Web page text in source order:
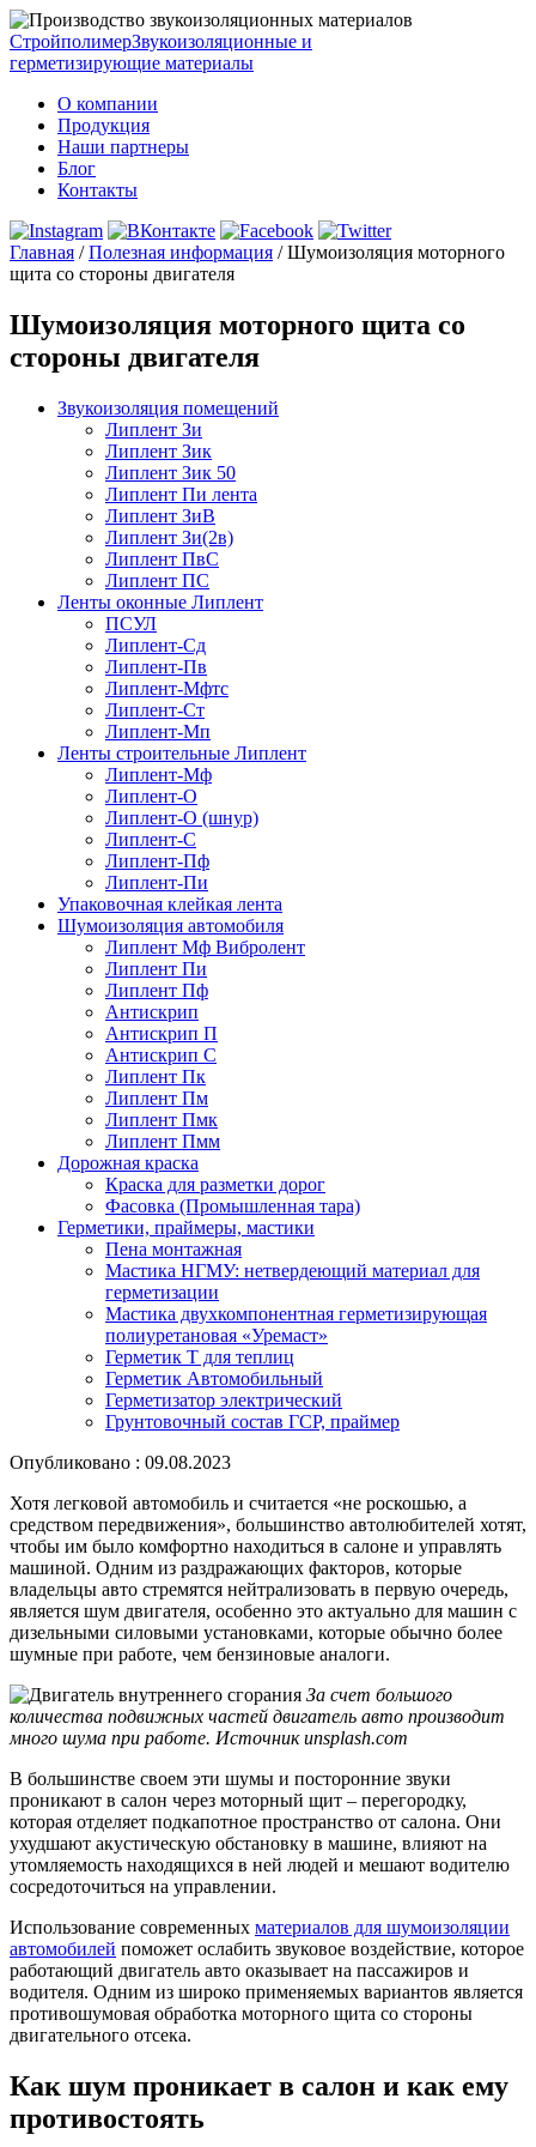
СтройполимерЗвукоизоляционные и
герметизирующие материалы
О компании
Продукция
Наши партнеры
Блог
Контакты
Главная /Полезная информация /Шумоизоляция моторного
щита со стороны двигателя
Шумоизоляция моторного щита со
стороны двигателя
Звукоизоляция помещений
Липлент Зи
Липлент Зик
Липлент Зик 50
Липлент Пи лента
Липлент ЗиВ
Липлент Зи(2в)
Липлент ПвC
Липлент ПС
Ленты оконные Липлент
ПСУЛ
Липлент-Сд
Липлент-Пв
Липлент-Мфтс
Липлент-Ст
Липлент-Мп
Ленты строительные Липлент
Липлент-Мф
Липлент-О
Липлент-О (шнур)
Липлент-С
Липлент-Пф
Липлент-Пи
Упаковочная клейкая лента
Шумоизоляция автомобиля
Липлент Мф Вибролент
Липлент Пи
Липлент Пф
Антискрип
Антискрип П
Антискрип С
Липлент Пк
Липлент Пм
Липлент Пмк
Липлент Пмм
Дорожная краска
Краска для разметки дорог
Фасовка (Промышленная тара)
Герметики, праймеры, мастики
Пена монтажная
Мастика НГМУ: нетвердеющий материал для
герметизации
Мастика двухкомпонентная герметизирующая
полиуретановая «Уремаст»
Герметик Т для теплиц
Герметик Автомобильный
Герметизатор электрический
Грунтовочный состав ГСР, праймер
Опубликовано : 09.08.2023
Хотя легковой автомобиль и считается «не роскошью, а
средством передвижения», большинство автолюбителей хотят,
чтобы им было комфортно находиться в салоне и управлять
машиной. Одним из раздражающих факторов, которые
владельцы авто стремятся нейтрализовать в первую очередь,
является шум двигателя, особенно это актуально для машин с
дизельными силовыми установками, которые обычно более
шумные при работе, чем бензиновые аналоги.
За счет большого
количества подвижных частей двигатель авто производит
много шума при работе. Источник unsplash.com
В большинстве своем эти шумы и посторонние звуки
проникают в салон через моторный щит – перегородку,
которая отделяет подкапотное пространство от салона. Они
ухудшают акустическую обстановку в машине, влияют на
утомляемость находящихся в ней людей и мешают водителю
сосредоточиться на управлении.
Использование современных материалов для шумоизоляции
автомобилей поможет ослабить звуковое воздействие, которое
работающий двигатель авто оказывает на пассажиров и
водителя. Одним из широко применяемых вариантов является
противошумовая обработка моторного щита со стороны
двигательного отсека.
Как шум проникает в салон и как ему
противостоять